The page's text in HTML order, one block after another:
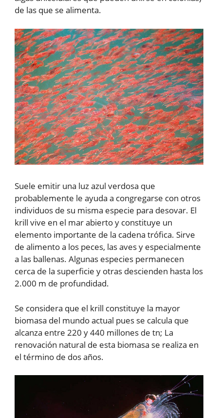
de las que se alimenta.
Suele emitir una luz azul verdosa que
probablemente le ayuda a congregarse con otros
individuos de su misma especie para desovar. El
krill vive en el mar abierto y constituye un
elemento importante de la cadena trófica. Sirve
de alimento a los peces, las aves y especialmente
a las ballenas. Algunas especies permanecen
cerca de la superficie y otras descienden hasta los
2.000 m de profundidad.
Se considera que el krill constituye la mayor
biomasa del mundo actual pues se calcula que
alcanza entre 220 y 440 millones de tn; La
renovación natural de esta biomasa se realiza en
el término de dos años.